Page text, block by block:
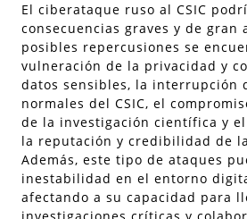
El ciberataque ruso al CSIC
consecuencias graves y de gran
posibles repercusiones se
vulneración de la privacidad y
datos sensibles, la interrupción
normales del CSIC, el
de la investigación científica y
la reputación y credibilidad de
Además, este tipo de ataques
inestabilidad en el entorno
afectando a su capacidad para